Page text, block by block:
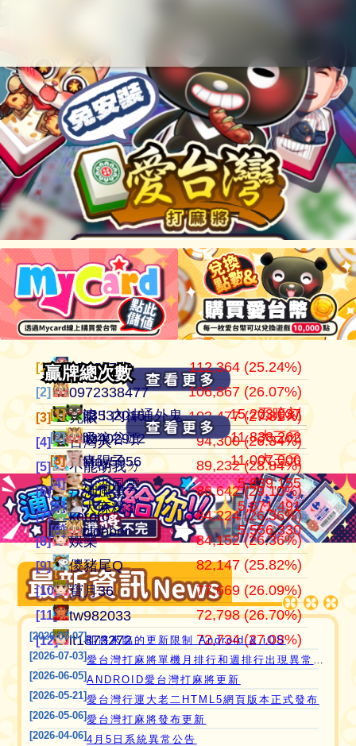
愛台灣打麻將🖥️📱適用於所有市面上大部分
瀏覽器(HTML5 遊戲)，免下載，免安裝，
現在立即點擊馬上玩😊❤️💕😘
[1] 江湖風雲 104,184,201
[2] 田寮阿寶 37,514,997
[3] 11060203 24,268,916
[4] ‘見好就收’ 21,354,199
[5] Apple0613 21,270,160
[6] it2989674 18,649,605
[7] i918472090 15,736,616
[8] ONTARIO歐巴桑 11,221,251
[9] it2967408 9,801,724
[10] i757724391 9,574,806
[11] 青陽子 9,508,995
[12] i339494808 8,422,897
贏牌總次數
贏牌總次數
[1] 07100710 112,364 (25.24%)
[2] 0972338477 106,867 (26.07%)
[3] 亮眼 103,477 (27.81%)
[4] 台灣人 94,300 (26.34%)
[5] 不能胡我ㄉ 89,232 (28.84%)
[6] 江湖風雲 86,642 (29.10%)
[7] keroro 84,224 (26.36%)
[8] 娛樂 84,152 (26.36%)
[9] 儍豬尾Q 82,147 (25.82%)
[10] 寶月36 77,669 (26.09%)
[11] tw982033 72,798 (26.70%)
[12] it1873272 72,734 (27.08%)
[1] 07100710 445,152
[2] 0972338477 409,934
[3] 亮眼 372,053
[4] 台灣人 358,002
[5] keroro 319,481
[6] 娛樂 319,235
[7] 儍豬尾Q 318,119
[8] 不能胡我ㄉ 309,529
[9] 江湖風雲 297,690
[10] 寶月36 297,644
[11] itw271727 285,594
[12] Ｆanny 276,637
[1] 滾！內神通外鬼坐斃A賽金15,203,037
[2] 吸狼谷頭 11,838,262
[3] 青陽子 11,007,000
[4] 江湖風雲 5,839,155
[5] 大麻糬3 5,671,491
[6] clobber 5,556,330
[1] it3532015 五暗刻
[2] it3402912 大三元
[3] May5956 大三元
[2026-07-07]即將來臨的更新限制 Android & iOS
[2026-07-03]
[2026-06-05]ANDROID愛台灣打麻將更新
[2026-05-21]愛台灣行運大老二HTML5網頁版本正式發布
[2026-05-06]愛台灣打麻將發布更新
[2026-04-06]4月5日系統異常公告